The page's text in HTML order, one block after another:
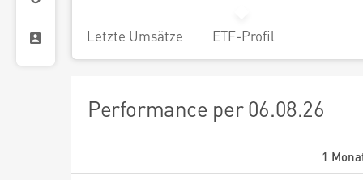
Letzte Umsätze ETF-Profil
Performance per 06.08.26
1